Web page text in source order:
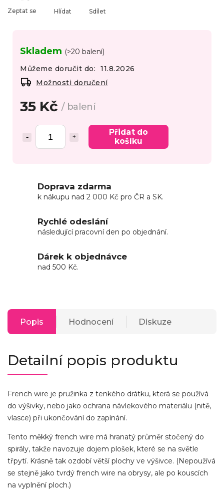
35 Kč/ balení
Přidat do
košíku
Skladem (>20 balení)
Můžeme doručit do:
11.8.2026
Možnosti doručení
Zeptat se Hlídat Sdílet
Doprava zdarma
k nákupu nad 2 000 Kč pro ČR a SK.
Rychlé odeslání
následující pracovní den po objednání.
Dárek k objednávce
nad 500 Kč.
Popis Hodnocení Diskuze
Detailní popis produktu
French wire je pružinka z tenkého drátku, která se používá
do výšivky, nebo jako ochrana návlekového materiálu (nitě,
vlasce) při ukončování do zapínání.
Tento měkký french wire má hranatý průměr stočený do
spirály, takže navozuje dojem plošek, které se na světle
třpytí. Krásně tak ozdobí větší plochy ve výšivce. (Nepoužívá
se stejně jako tvrdý french wire na obrysy, ale po kouscích
na vyplnění ploch.)